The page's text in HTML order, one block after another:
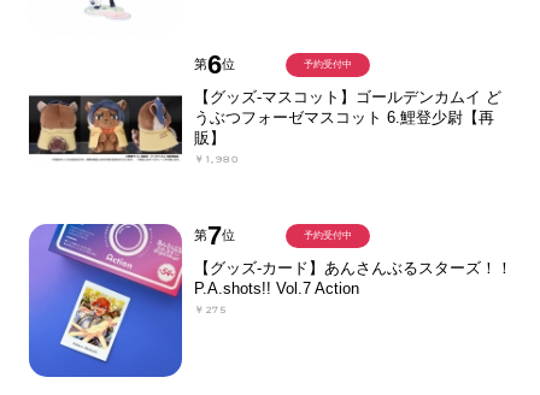
第6位
【グッズ-マスコット】ゴールデンカムイ ど
うぶつフォーゼマスコット 6.鯉登少尉【再
販】
￥1,980
予約受付中
第7位
【グッズ-カード】あんさんぶるスターズ！！
P.A.shots!! Vol.7 Action
￥275
予約受付中